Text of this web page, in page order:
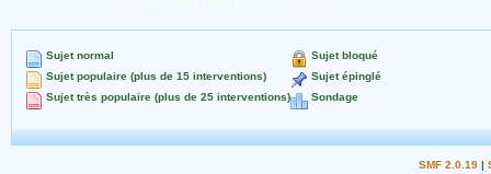
Sujet normal
Sujet populaire (plus de 15 interventions)
Sujet très populaire (plus de 25 interventions)
Sujet bloqué
Sujet épinglé
Sondage
SMF 2.0.19 |